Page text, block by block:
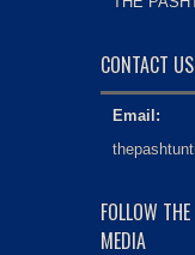
CONTACT
Email:
FOLLOW
MEDIA